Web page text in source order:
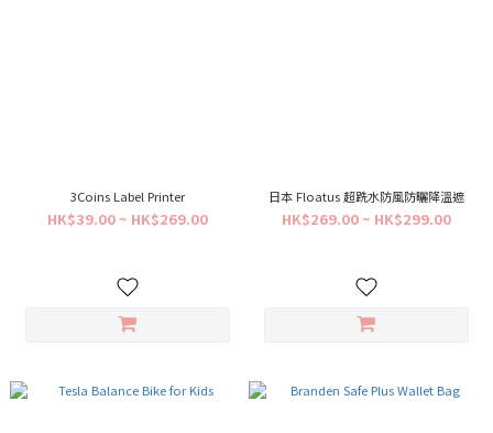
3Coins Label Printer
HK$39.00 ~ HK$269.00
日本 Floatus 超跣水防風防曬降溫遮
HK$269.00 ~ HK$299.00